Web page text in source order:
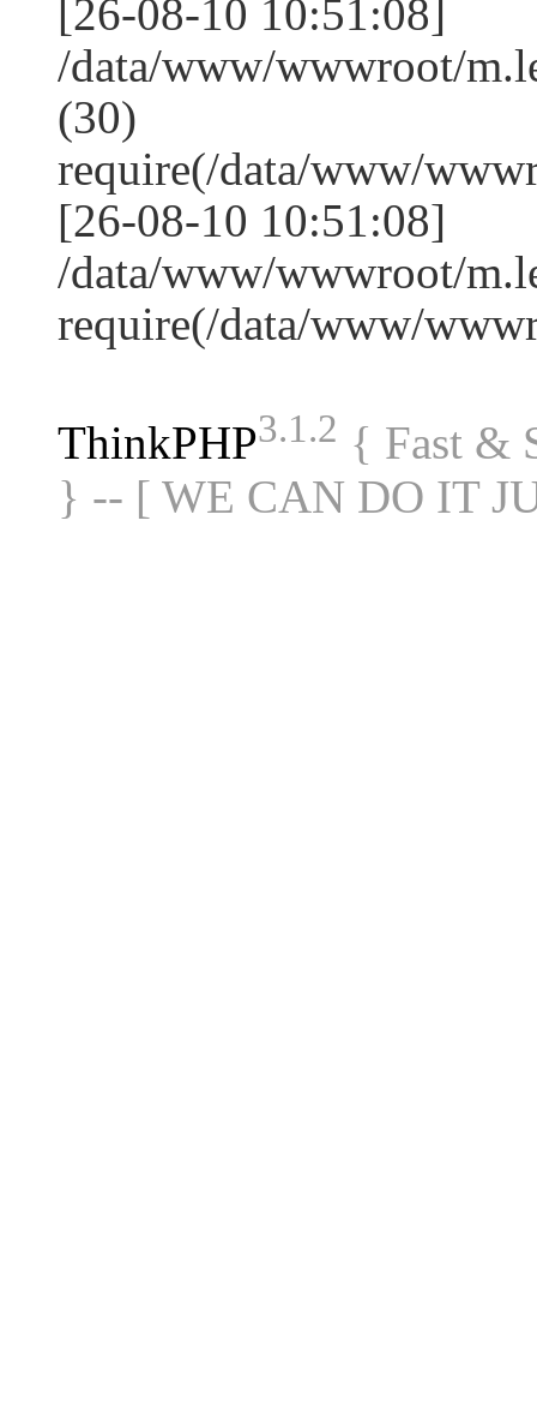
[26-08-10 10:51:08]
/data/www/wwwroot/
(30)
require(/data/www/
[26-08-10 10:51:08]
/data/www/wwwroot/
require(/data/www/
ThinkPHP3.1.2 { Fast &
} -- [ WE CAN DO IT